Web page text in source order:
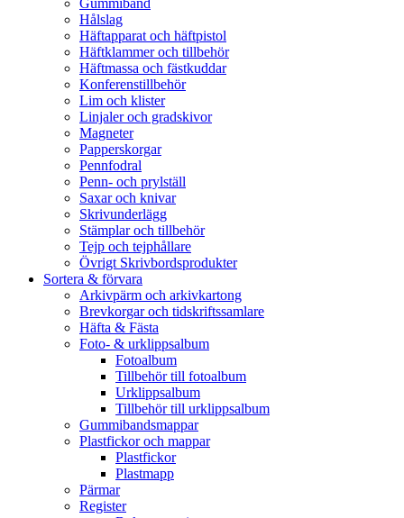
Gummiband
Hålslag
Häftapparat och häftpistol
Häftklammer och tillbehör
Häftmassa och fästkuddar
Konferenstillbehör
Lim och klister
Linjaler och gradskivor
Magneter
Papperskorgar
Pennfodral
Penn- och prylställ
Saxar och knivar
Skrivunderlägg
Stämplar och tillbehör
Tejp och tejphållare
Övrigt Skrivbordsprodukter
Sortera & förvara
Arkivpärm och arkivkartong
Brevkorgar och tidskriftssamlare
Häfta & Fästa
Foto- & urklippsalbum
Fotoalbum
Tillbehör till fotoalbum
Urklippsalbum
Tillbehör till urklippsalbum
Gummibandsmappar
Plastfickor och mappar
Plastfickor
Plastmapp
Pärmar
Register